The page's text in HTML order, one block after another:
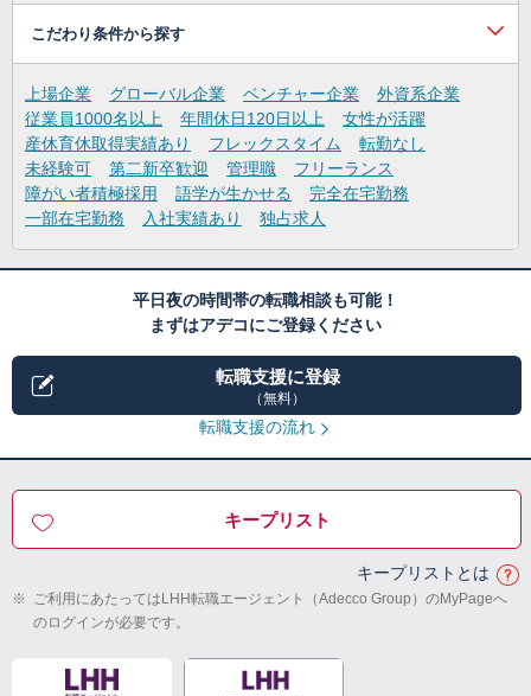
こだわり条件から探す
上場企業 グローバル企業 ベンチャー企業
外資系企業
従業員1000名以上
年間休日120日以上
女性が活躍
産休育休取得実績あり
フレックスタイム
転勤なし
未経験可
第二新卒歓迎 管理職
フリーランス
障がい者積極採用
語学が生かせる
完全在宅勤務
一部在宅勤務
入社実績あり 独占求人
平日夜の時間帯の転職相談も可能！
まずはアデコにご登録ください
転職支援に登録
（無料）
転職支援の流れ
キープリスト
キープリストとは
※ ご利用にあたってはLHH転職エージェント（Adecco Group）のMyPageへ
のログインが必要です。